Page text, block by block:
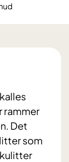
rammer
Det
som